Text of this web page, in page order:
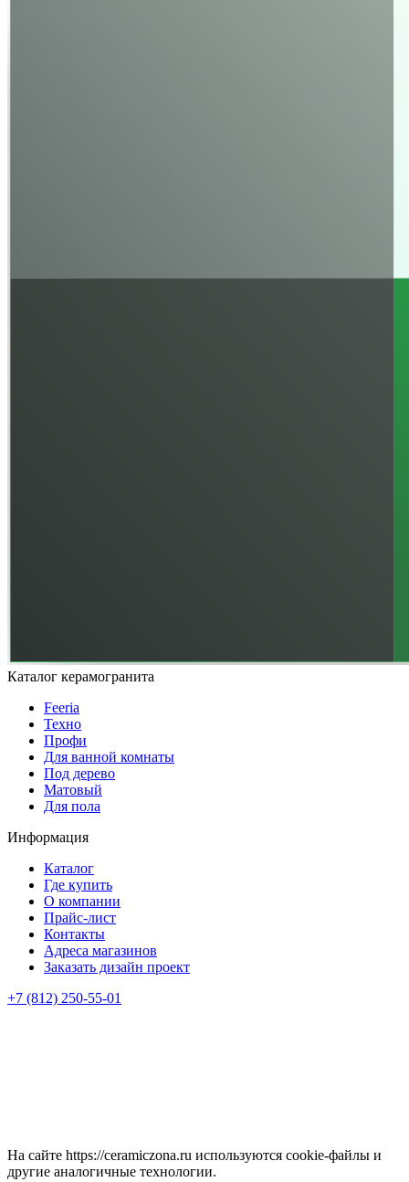
Каталог керамогранита
Feeria
Техно
Профи
Для ванной комнаты
Под дерево
Матовый
Для пола
Информация
Каталог
Где купить
О компании
Прайс-лист
Контакты
Адреса магазинов
Заказать дизайн проект
+7 (812) 250-55-01
На сайте https://ceramiczona.ru используются coоkie-файлы и
другие аналогичные технологии.